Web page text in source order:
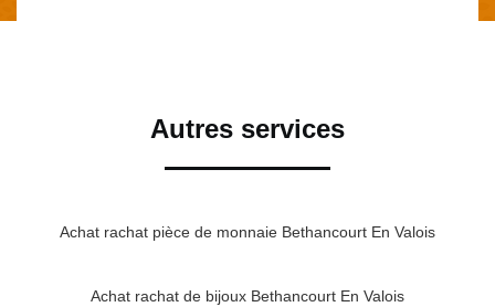
Autres services
Achat rachat pièce de monnaie Bethancourt En Valois
Achat rachat de bijoux Bethancourt En Valois